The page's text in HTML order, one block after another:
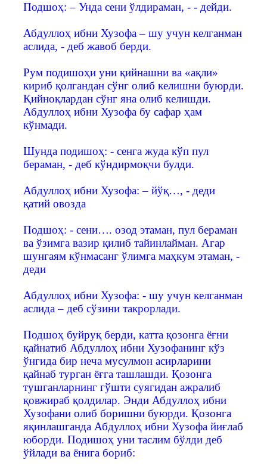
Подшоҳ: – Унда сени ўлдираман, - - дейди.
Абдуллоҳ ибни Хузофа – шу учун келганман
аслида, - деб жавоб берди.
Рум подишоҳи уни қийнашни ва «ақли»
кириб қолгандан сўнг олиб келишни буюрди.
Қийноқлардан сўнг яна олиб келишди.
Абдуллоҳ ибни Хузофа бу сафар ҳам
кўнмади.
Шунда подишоҳ: - сенга жуда кўп пул
бераман, - деб кўндирмоқчи булди.
Абдуллоҳ ибни Хузофа: – йўқ…, - деди
қатий овозда
Подшоҳ: - сени…. озод этаман, пул бераман
ва ўзимга вазир қилиб тайинлайман. Агар
шунгаям кўнмасанг ўлимга маҳкум этаман, -
деди
Абдуллоҳ ибни Хузофа: - шу учун келганман
аслида – деб сўзини такрорлади.
Подшоҳ буйруқ берди, катта қозонга ёғни
қайнатиб Абдуллоҳ ибни Хузофанинг кўз
ўнгида бир неча мусулмон асирларини
қайнаб турган ёғга ташлашди. Қозонга
тушганларнинг гўшти суягидан ажралиб
қовжираб қолдилар. Энди Абдуллоҳ ибни
Хузофани олиб боришни буюрди. Қозонга
яқинлашганда Абдуллоҳ ибни Хузофа йиғлаб
юборди. Подишоҳ уни таслим бўлди деб
ўйлади ва ёнига бориб: